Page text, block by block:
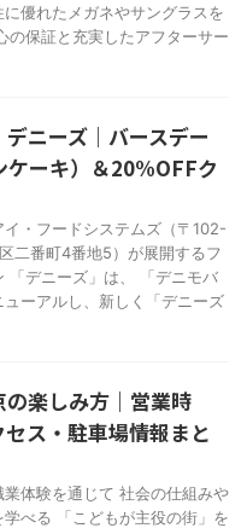
優れたメガネやサングラスを
の保証と充実したアフターサー
デニーズ｜バースデー
ケーキ）＆20%OFFク
・フードシステムズ（〒102-
二番町4番地5）が展開するフ
「デニーズ」は、 「デニモバ
ーアルし、新しく「デニーズ
楽しみ方｜営業時
ス・駐車場情報まと
体験を通じて 社会の仕組みや
べる 「こどもが主役の街」を